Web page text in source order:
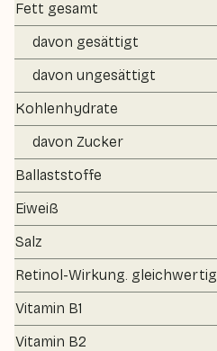
Fett gesamt
davon gesättigt
davon ungesättigt
Kohlenhydrate
davon Zucker
Ballaststoffe
Eiweiß
Salz
Retinol-Wirkung. gleichwertig
Vitamin B1
Vitamin B2